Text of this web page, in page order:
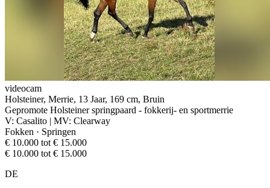
videocam
Holsteiner, Merrie, 13 Jaar, 169 cm, Bruin
Gepromote Holsteiner springpaard - fokkerij- en sportmerrie
V: Casalito | MV: Clearway
Fokken · Springen
€ 10.000 tot € 15.000
€ 10.000 tot € 15.000
DE